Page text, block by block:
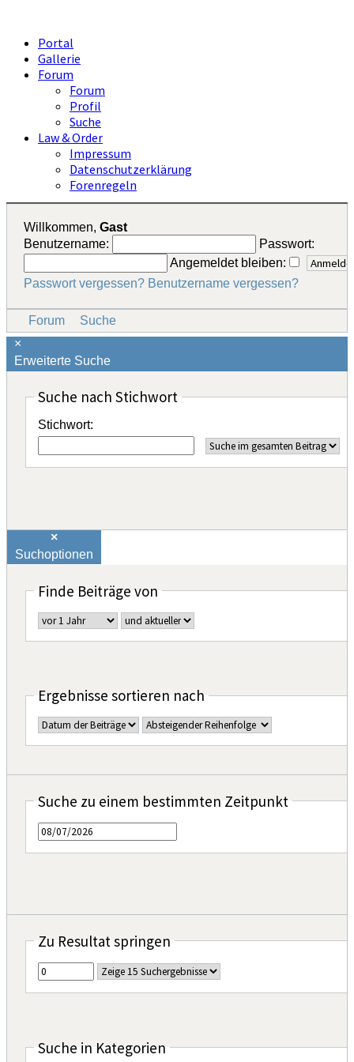
Portal
Gallerie
Forum
Forum
Profil
Suche
Law & Order
Impressum
Datenschutzerklärung
Forenregeln
Willkommen, Gast
Benutzername:
Passwort:
Angemeldet bleiben:
Passwort vergessen? Benutzername vergessen?
Forum
Suche
×
Erweiterte Suche
Suche nach Stichwort
Stichwort:
×
Suchoptionen
Finde Beiträge von
Ergebnisse sortieren nach
Suche zu einem bestimmten Zeitpunkt
Zu Resultat springen
Suche in Kategorien